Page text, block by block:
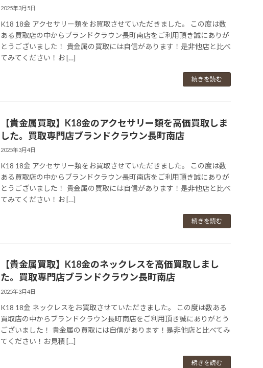
2025年3月5日
K18 18金 アクセサリー類をお買取させていただきました。 この度は数
ある買取店の中からブランドクラウン長町南店をご利用頂き誠にありが
とうございました！ 貴金属の買取には自信があります！是非他店と比べ
てみてください！お […]
続きを読む
【貴金属買取】K18金のアクセサリー類を高価買取しま
した。買取専門店ブランドクラウン長町南店
2025年3月4日
K18 18金 アクセサリー類をお買取させていただきました。 この度は数
ある買取店の中からブランドクラウン長町南店をご利用頂き誠にありが
とうございました！ 貴金属の買取には自信があります！是非他店と比べ
てみてください！お […]
続きを読む
【貴金属買取】K18金のネックレスを高価買取しまし
た。買取専門店ブランドクラウン長町南店
2025年3月4日
K18 18金 ネックレスをお買取させていただきました。 この度は数ある
買取店の中からブランドクラウン長町南店をご利用頂き誠にありがとう
ございました！ 貴金属の買取には自信があります！是非他店と比べてみ
てください！お見積 […]
続きを読む